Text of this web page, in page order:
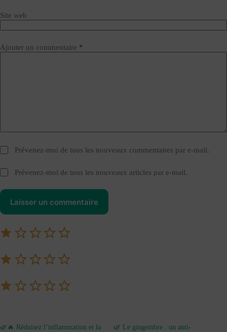
Site web
Ajouter un commentaire *
Prévenez-moi de tous les nouveaux commentaires par e-mail.
Prévenez-moi de tous les nouveaux articles par e-mail.
Laisser un commentaire
🌿🔥 Réduisez l’inflammation et la
🌿 Le gingembre : un anti-